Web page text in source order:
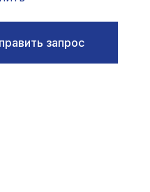
запрос